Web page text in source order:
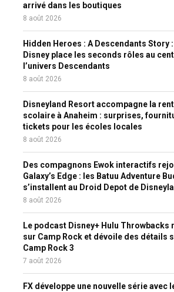
arrivé dans les boutiques
8 août 2026
Hidden Heroes : A Descendants Story :
Disney place les seconds rôles au
l’univers Descendants
8 août 2026
Disneyland Resort accompagne la
scolaire à Anaheim : surprises,
tickets pour les écoles locales
8 août 2026
Des compagnons Ewok interactifs
Galaxy’s Edge : les Batuu Adventure
s’installent au Droid Depot de
8 août 2026
Le podcast Disney+ Hulu Throwbacks
sur Camp Rock et dévoile des détails
Camp Rock 3
7 août 2026
FX développe une nouvelle série avec